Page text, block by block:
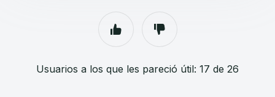
Usuarios a los que les pareció útil: 17 de 26